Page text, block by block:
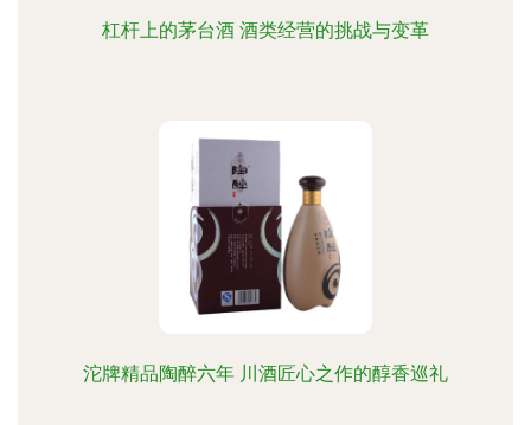
杠杆上的茅台酒 酒类经营的挑战与变革
沱牌精品陶醉六年 川酒匠心之作的醇香巡礼